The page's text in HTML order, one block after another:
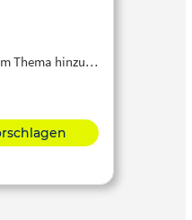
Thema hinzu…